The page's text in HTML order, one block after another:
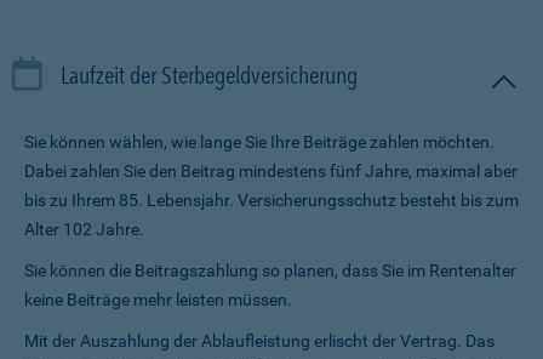
Laufzeit der Sterbegeldversicherung
Sie können wählen, wie lange Sie Ihre Beiträge zahlen möchten.
Dabei zahlen Sie den Beitrag mindestens fünf Jahre, maximal aber
bis zu Ihrem 85. Lebensjahr. Versicherungsschutz besteht bis zum
Alter 102 Jahre.
Sie können die Beitragszahlung so planen, dass Sie im Renten­alter
keine Beiträge mehr leisten müssen.
Mit der Auszahlung der Ablaufleistung erlischt der Vertrag. Das